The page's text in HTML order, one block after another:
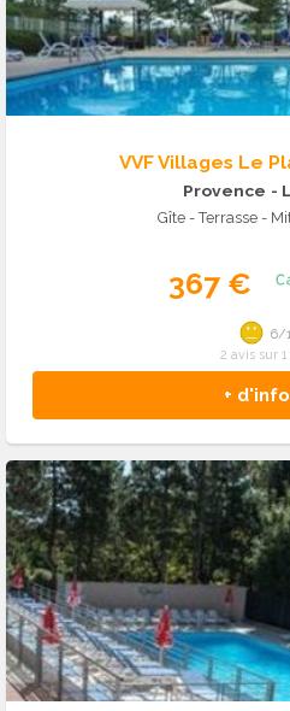
VVF Villages Le
Provence -
Gîte - Terrasse -
367 €
+
6/
2 avis sur